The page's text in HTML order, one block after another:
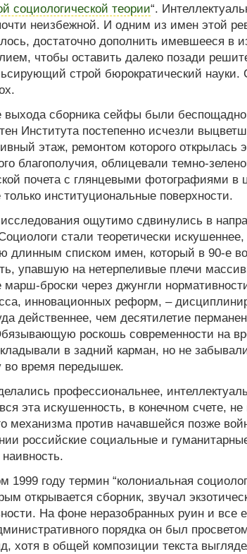
социологической теории“.
неизбежной. И одним из имен этой
достаточно дополнить имевшееся в
чтобы оставить далеко позади
строй бюрократический науки.
выхода сборника сейфы были
Института постепенно исчезли
этаж, ремонтом которого открылась
благополучия, облицевали темно-
почета с глянцевыми фотографиями в
только институциональные поверхности.
ощутимо сдвинулись в
стали теоретически
длинным списком имен, который в 90-е
упавшую на нетерпеливые плечи
броски через джунгли
инновационных реформ, –
действеннее, чем десятилетие
роскошь современности на
в задний карман, но не
во время передышек.
профессиональнее,
эта искушенность, в конечном счете, не
механизма против начавшейся позже
российские социальные и
1999 году термин “колониальная
открывается сборник, звучал
На фоне неразобранных руин и все
порядка он был
хотя в общей композиции текста